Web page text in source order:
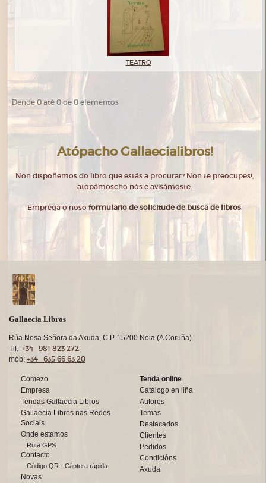
TEATRO
Dende 0 até 0 de 0 elementos
Atópacho Gallaecialibros!
Non dispoñemos do libro que estás a procurar? Non te preocupes!,
atopámoscho nós e avisámoste.
Emprega o noso formulario de solicitude de busca de libros.
Gallaecia Libros
Rúa Nosa Señora da Axuda, C.P. 15200 Noia (A Coruña)
Tlf: +34 981 823 272
mób: +34 635 66 63 20
Comezo
Empresa
Tendas Gallaecia Libros
Gallaecia Libros nas Redes
Sociais
Onde estamos
Ruta GPS
Contacto
Código QR - Cáptura rápida
Novas
Tenda online
Catálogo en liña
Autores
Temas
Destacados
Clientes
Pedidos
Condicións
Axuda